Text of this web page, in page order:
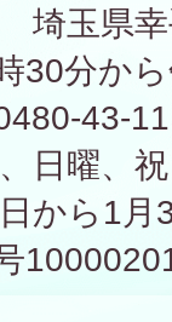
埼玉県幸
30分か
43-
日曜、
日から1